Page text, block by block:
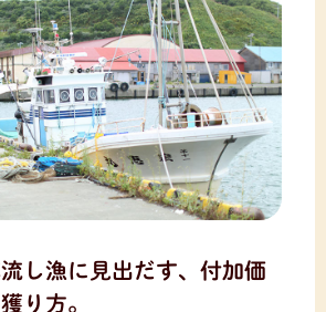
し漁に見出だす、付加価
り方。